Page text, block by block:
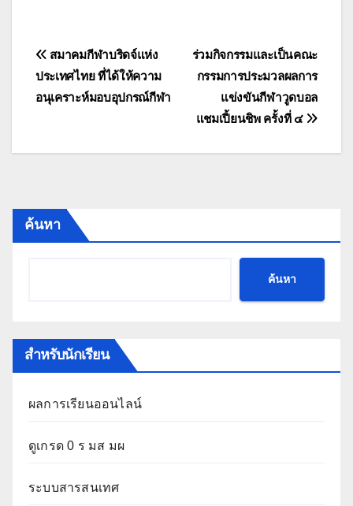
แนะแนว
เรื่อง
ร่วมกิจกรรมและเป็นคณะ
กรรมการประมวลผลการ
แข่งขันกีฬาวูดบอล
แชมเปี้ยนชิพ ครั้งที่ ๔
สมาคมกีฬาบริดจ์แห่ง
ประเทศไทย ที่ได้ให้ความ
อนุเคราะห์มอบอุปกรณ์กีฬา
ค้นหา
ค้นหา
สำหรับนักเรียน
ผลการเรียนออนไลน์
ดูเกรด 0 ร มส มผ
ระบบสารสนเทศ